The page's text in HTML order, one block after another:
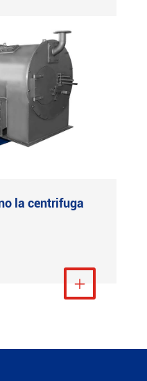
orizzontale a
Visualizza altro
